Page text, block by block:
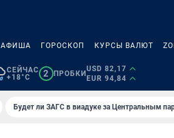
АФИША ГОРОСКОП КУРСЫ ВАЛЮТ
СЕЙЧАС
+18°C
2 ПРОБКИ
USD 82,17
EUR 94,84
Будет ли ЗАГС в виадуке за Центральным